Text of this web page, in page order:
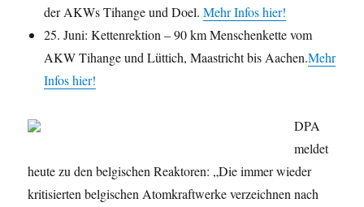
der AKWs Tihange und Doel.Mehr Infos hier!
25. Juni: Kettenrektion – 90 km Menschenkette vom
AKW Tihange und Lüttich, Maastricht bis Aachen.Mehr
Infos hier!
DPA
meldet
heute zu den belgischen Reaktoren: „Die immer wieder
kritisierten belgischen Atomkraftwerke verzeichnen nach